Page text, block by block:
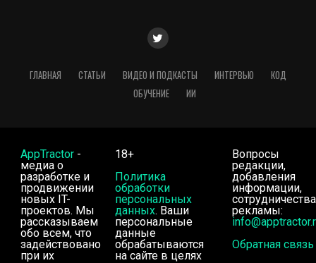
ГЛАВНАЯ СТАТЬИ ВИДЕО И ПОДКАСТЫ ИНТЕРВЬЮ
КОД
ОБУЧЕНИЕ
ИИ
AppTractor-
медиа о
разработке и
продвижении
новых IT-
проектов. Мы
рассказываем
обо всем, что
задействовано
при их
18+
Политика
обработки
персональных
данных. Ваши
персональные
данные
обрабатываются
на сайте в целях
Вопросы
редакции,
добавления
информации,
рекламы:
Обратная связь